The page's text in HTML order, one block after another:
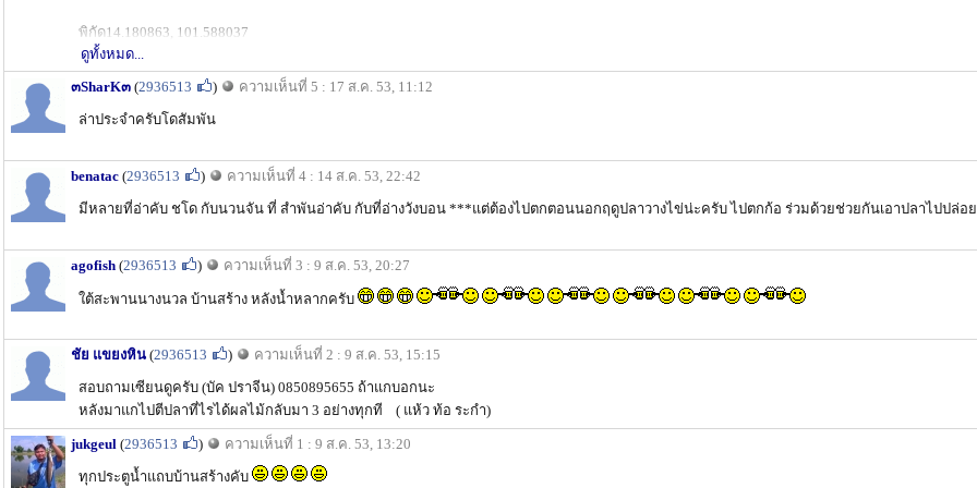
พิกัด14.180863, 101.588037
ดูทั้งหมด...
๓SharK๓ (2936513 ) ความเห็นที่ 5 : 17 ส.ค. 53, 11:12
ล่าประจำครับโดสัมพัน
benatac (2936513 ) ความเห็นที่ 4 : 14 ส.ค. 53, 22:42
มีหลายที่อ่าคับ ชโด กับนวนจัน ที่ สำพันอ่าคับ กับที่อ่างวังบอน ***แต่ต้องไปตกตอนนอกฤดูปลาวางไข่น่ะครับ ไปตกก้อ ร่วมด้วยช่วยกันเอาปลาไปปล่อ
agofish (2936513 ) ความเห็นที่ 3 : 9 ส.ค. 53, 20:27
ใต้สะพานนางนวล บ้านสร้าง หลังน้ำหลากครับ
ชัย แขยงหิน (2936513 ) ความเห็นที่ 2 : 9 ส.ค. 53, 15:15
สอบถามเซียนดูครับ (บัค ปราจีน) 0850895655 ถ้าแกบอกนะ
หลังมาแกไปตีปลาที่ไรได้ผลไม้กลับมา 3 อย่างทุกที ( แห้ว ท้อ ระกำ)
jukgeul (2936513 ) ความเห็นที่ 1 : 9 ส.ค. 53, 13:20
ทุกประตูน้ำแถบบ้านสร้างคับ